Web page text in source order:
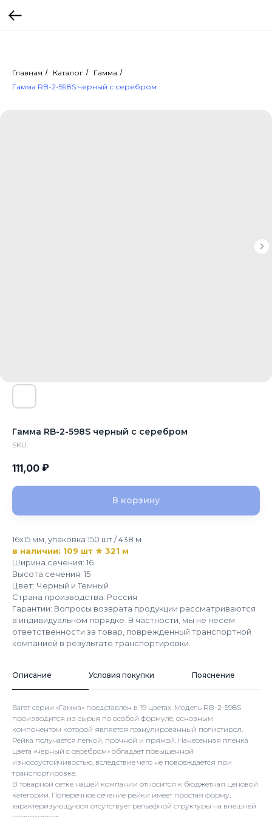
Главная / Каталог / Гамма /
Гамма RB-2-598S черный с серебром
Гамма RB-2-598S черный с серебром
SKU:
111,00 ₽
В корзину
16x15 мм, упаковка 150 шт / 438 м
в наличии: 109 шт ★ 321 м
Ширина сечения: 16
Высота сечения: 15
Цвет: Черный и Темный
Страна производства: Россия
Гарантии: Вопросы возврата продукции рассматриваются
в индивидуальном порядке. В частности, мы не несем
ответственности за товар, поврежденный транспортной
компанией в результате транспортировки.
Описание Условия покупки Пояснение
Багет серии «Гамма» представлен в 19 цветах. Модель RB-2-598S
производится из сырья по особой формуле, основным
компонентом которой является гранулированный полистирол.
Рейка получается легкой, прочной и прямой. Нанесенная пленка
цвета «черный с серебром» обладает повышенной
износоустойчивостью, вследствие чего не повреждается при
транспортировке.
В товарной сетке нашей компании относится к бюджетная ценовой
категории. Поперечное сечение рейки имеет простая форму,
характеризующуюся отсутствует рельефной структуры на внешней